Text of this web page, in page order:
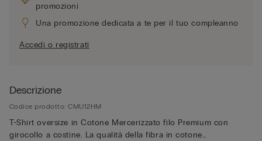
promozioni
Una promozione dedicata a te per il tuo compleanno
Accedi o registrati
Descrizione
Codice prodotto: CMU12HM
T-Shirt oversize in Cotone Mercerizzato filo Premium con
girocollo a costine. La qualità della fibra in cotone